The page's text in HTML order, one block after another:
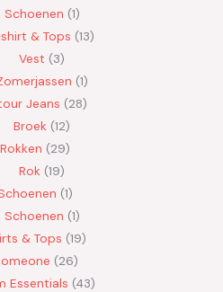
Schoenen 1
& Tops 13
Vest
3
1
Jeans
28
Broek 12
Rokken
29
Rok 19
1
Schoenen 1
& Tops 19
26
Essentials 43